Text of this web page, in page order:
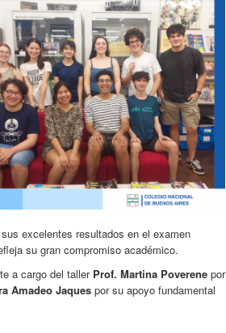
excelentes resultados en el examen
su gran compromiso académico.
a cargo del taller Prof. Martina Poverene por
Amadeo Jaques por su apoyo fundamental